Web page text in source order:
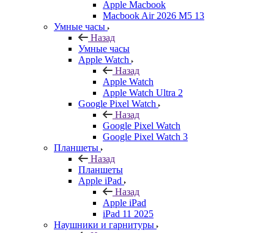
Apple Macbook
Macbook Air 2026 M5 13
Умные часы
Назад
Умные часы
Apple Watch
Назад
Apple Watch
Apple Watch Ultra 2
Google Pixel Watch
Назад
Google Pixel Watch
Google Pixel Watch 3
Планшеты
Назад
Планшеты
Apple iPad
Назад
Apple iPad
iPad 11 2025
Наушники и гарнитуры